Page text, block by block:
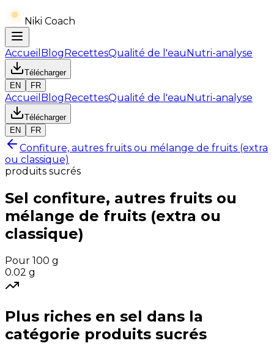
Niki Coach
Accueil BlogRecettesQualité de l'eauNutri-analyse
Télécharger
EN
FR
Accueil BlogRecettesQualité de l'eauNutri-analyse
Télécharger
EN
FR
Confiture, autres fruits ou mélange de fruits (extra
ou classique)
produits sucrés
Sel confiture, autres fruits ou
mélange de fruits (extra ou
classique)
Pour 100 g
0.02 g
Plus riches en sel dans la
catégorie produits sucrés